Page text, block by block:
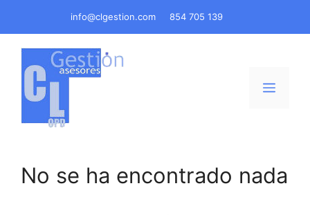
info@clgestion.com 854 705 139
Menú
No se ha encontrado nada